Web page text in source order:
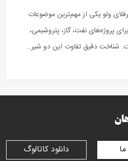
ولو یکی از مهم‌ترین موضوعات
پروژه‌های نفت، گاز، پتروشیمی،
شناخت دقیق تفاوت این دو شیر…
دانلود کاتالوگ